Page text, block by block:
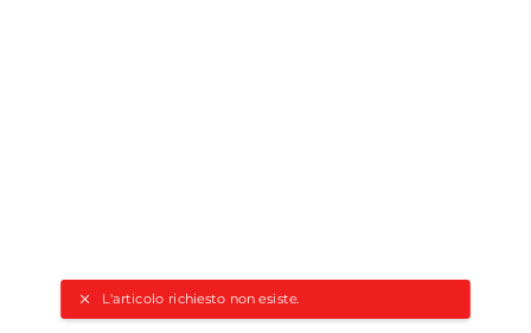
L'articolo richiesto non esiste.